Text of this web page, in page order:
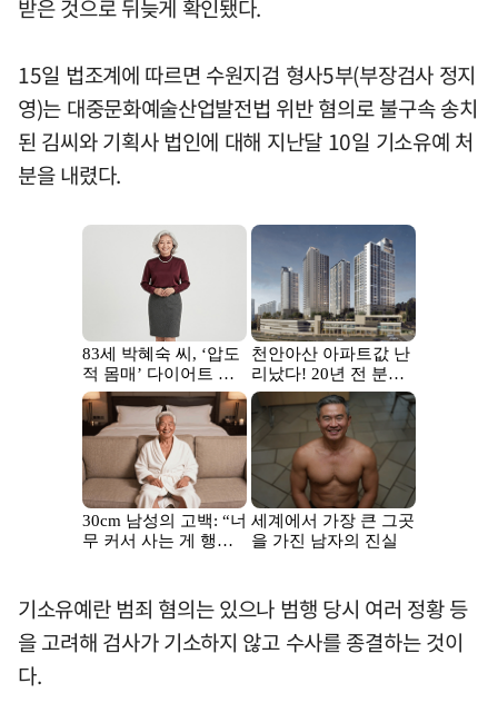
받은 것으로 뒤늦게 확인됐다.
15일 법조계에 따르면 수원지검 형사5부(부장검사 정지
영)는 대중문화예술산업발전법 위반 혐의로 불구속 송치
된 김씨와 기획사 법인에 대해 지난달 10일 기소유예 처
분을 내렸다.
기소유예란 범죄 혐의는 있으나 범행 당시 여러 정황 등
을 고려해 검사가 기소하지 않고 수사를 종결하는 것이
다.